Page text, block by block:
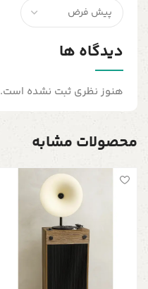
دیدگاه ها
هنوز نظری ثبت نشده است.
محصولات مشابه